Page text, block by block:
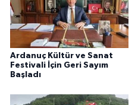
Ardanuç Kültür ve Sanat
Festivali İçin Geri Sayım
Başladı